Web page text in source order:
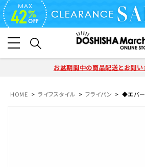
お盆期間中の商品配送とお問い
HOME ライフスタイル フライパン ◆エバー